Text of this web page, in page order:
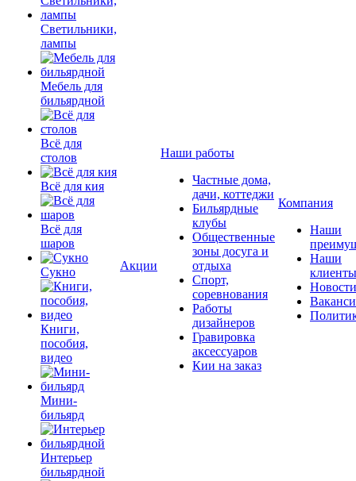
Светильники,
лампы
Мебель для
бильярдной
Всё для
столов
Всё для кия
Всё для
шаров
Сукно
Книги,
пособия,
видео
Мини-
бильярд
Интерьер
бильярдной
Акции
Наши работы
Частные дома,
дачи, коттеджи
Бильярдные
клубы
Общественные
зоны досуга и
отдыха
Спорт,
соревнования
Работы
дизайнеров
Гравировка
аксессуаров
Кии на заказ
Компания
Наши
Наши
клиенты
Новости